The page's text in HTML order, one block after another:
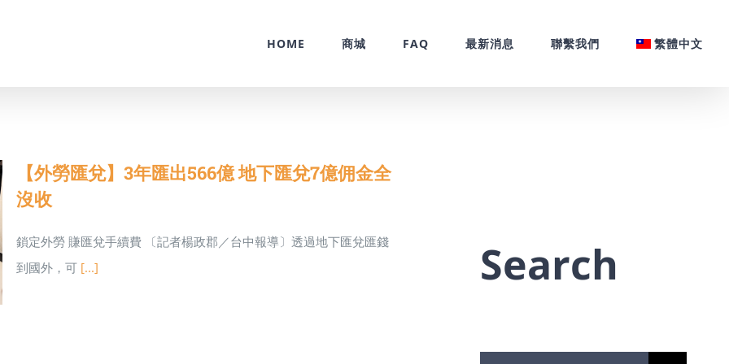
HOME 商城 FAQ 最新消息 聯繫我們 繁體中文
【外勞匯兌】3年匯出566億 地下匯兌7億佣金全
沒收
鎖定外勞 賺匯兌手續費 〔記者楊政郡／台中報導〕透過地下匯兌匯錢
到國外，可 [...] Search